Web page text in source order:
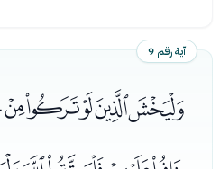
آية رقم 9